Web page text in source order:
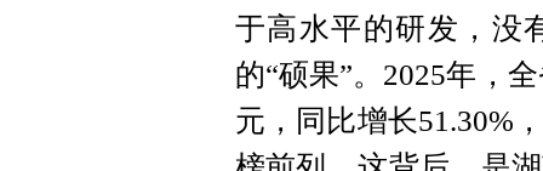
于高水平的研发，没
的“硕果”。2025年，
元，同比增长51.30%